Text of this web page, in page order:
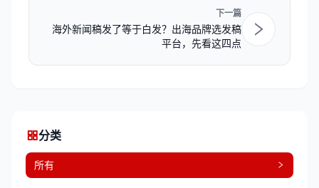
下一篇
海外新闻稿发了等于白发？出海品牌选发稿
平台，先看这四点
分类
所有